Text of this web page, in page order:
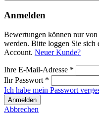
Anmelden
Bewertungen können nur von
werden. Bitte loggen Sie sich
Account. Neuer Kunde?
Ihre E-Mail-Adresse *
Ihr Passwort *
Ich habe mein Passwort
Anmelden
Abbrechen